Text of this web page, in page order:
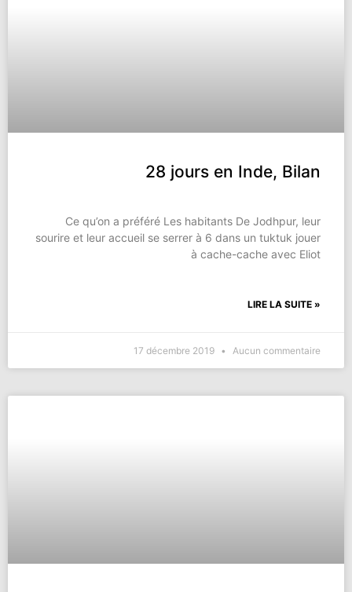
28 jours en Inde, Bilan
Ce qu’on a préféré Les habitants De Jodhpur, leur
sourire et leur accueil se serrer à 6 dans un tuktuk jouer
à cache-cache avec Eliot
LIRE LA SUITE »
17 décembre 2019 Aucun commentaire